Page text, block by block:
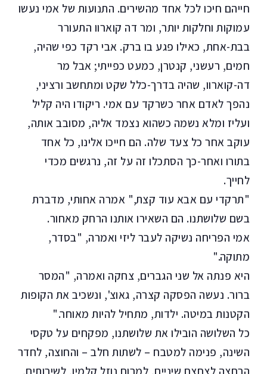
חייהם חיכו לכל אחד מהשירים. התנועות של אמי נעשו
עמוקות וחלקות יותר, ומר דה קוארוו התעורר
בבת-אחת, כאילו פגע בו ברק. אבי רקד כפי שהיה,
חמים, רעשני, קנטרן, כמעט כפייתי; אבל מר
דה-קוארוו, שהיה בדרך-כלל שקט ומתחשב ורציני,
נהפך לאדם אחר כשרקד עם אמי. ריקודו היה קליל
ועליז ומלא נשמה כשהוא נצמד אליה, מסובב אותה,
עוקב אחר כל צעד שלה. הם חייכו אלינו, כל אחד
בתורו ואחר-כך הסתכלו זה על זה, נרגשים מכדי
לחייך.
"תרקדי עם אבא עוד קצת," אמרה אחותי, מדברת
בשם שלושתנו. הם השאירו אותנו הרחק מאחור.
אמי הפריחה נשיקה לעבר ליזי ואמרה, "בסדר,
מתוקה."
היא פנתה אל שני הגברים, צחקה ואמרה, "המסר
ברור. נעשה הפסקה קצרה, גאוצ', ונשכיב את הקופות
הקטנות במיטה. ילדות, מתחיל להיות מאוחר."
כל השלושה הובילו את שלושתנו, מפקחים על טקסי
השינה, פנימה למטבח – לשתות חלב – והחוצה, לחדר